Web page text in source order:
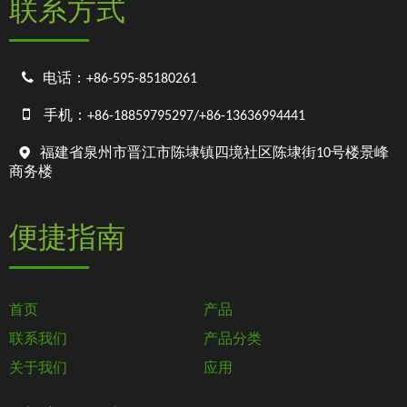
联系方式
 电话：+86-595-85180261
 手机：+86-18859795297/+86-13636994441

福建省泉州市晋江市陈埭镇四境社区陈埭街10号楼景峰
商务楼
便捷指南
首页
产品
联系我们
产品分类
关于我们
应用